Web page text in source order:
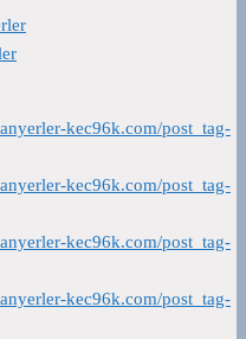
kec96k.com/post_tag-
kec96k.com/post_tag-
kec96k.com/post_tag-
kec96k.com/post_tag-